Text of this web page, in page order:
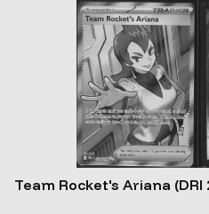
Team Rocket's Ariana (DRI